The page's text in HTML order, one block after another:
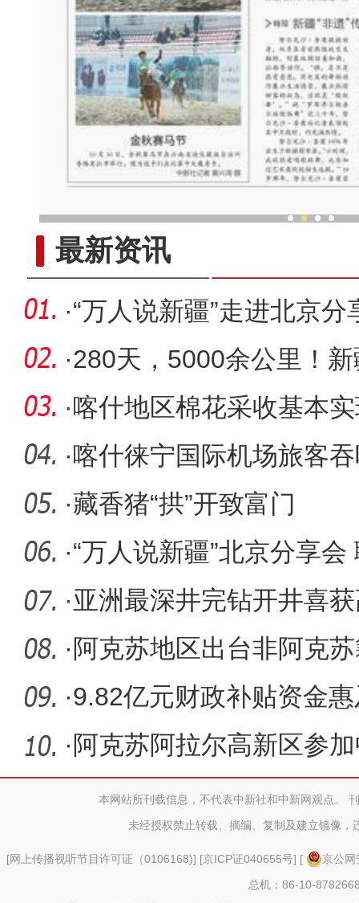
最新资讯
·“万人说新疆”走进北京
·280天，5000余公里！
步抵达北京
·喀什地区棉花采收基本
·喀什徕宁国际机场旅客
·藏香猪“拱”开致富门
·“万人说新疆”北京分享
·亚洲最深井完钻开井喜
· 阿克苏地区出台非阿克
能人员）
·9.82亿元财政补贴资金
· 阿克苏阿拉尔高新区参
成果交易
本网站所刊载信息，不代表中新社和中新网观点。
未经授权禁止转载、摘编、复制及建立镜像，
[网上传播视听节目许可证（0106168)] [京ICP证040655号] [
京公
总机：86-10-